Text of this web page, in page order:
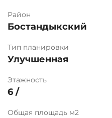
Район
Бостандыкский
Тип планировки
Улучшенная
Этажность
6 /
Общая площадь м2